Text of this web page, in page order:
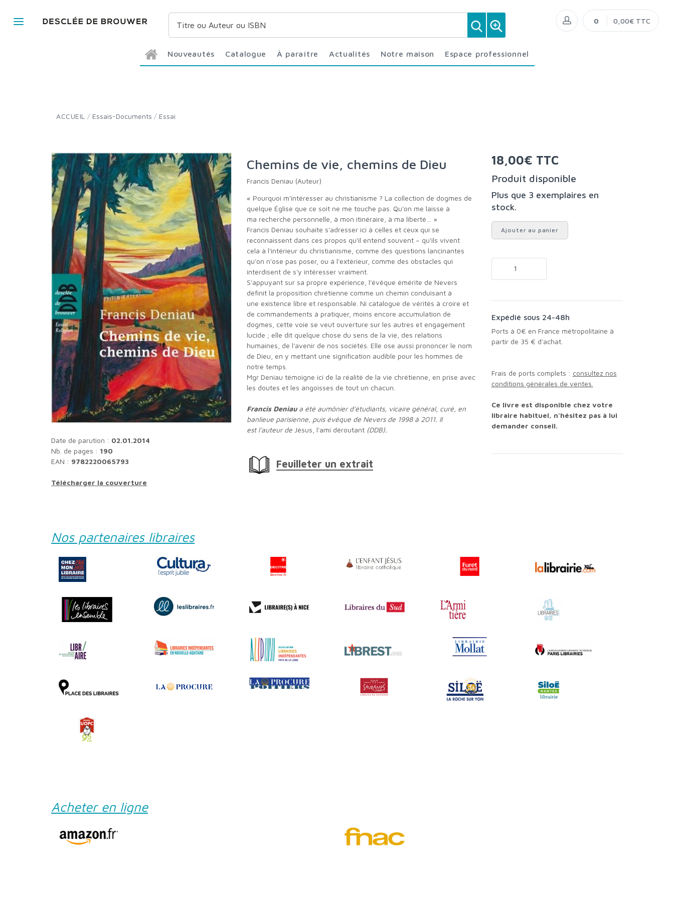
Nouveautés Catalogue À paraître Actualités Notre maison Espace professionnel
0 0,00€ TTC
ACCUEIL / Essais-Documents / Essai
Date de parution : 02.01.2014
Nb. de pages : 190
EAN : 9782220065793
Télécharger la couverture
Chemins de vie, chemins de Dieu
Francis Deniau (Auteur)
« Pourquoi m'intéresser au christianisme ? La collection de dogmes de
quelque Église que ce soit ne me touche pas. Qu'on me laisse à
ma recherche personnelle, à mon itinéraire, à ma liberté… »
Francis Deniau souhaite s'adresser ici à celles et ceux qui se
reconnaissent dans ces propos qu'il entend souvent – qu'ils vivent
cela à l'intérieur du christianisme, comme des questions lancinantes
qu'on n'ose pas poser, ou à l'extérieur, comme des obstacles qui
interdisent de s'y intéresser vraiment.
S'appuyant sur sa propre expérience, l'évêque émérite de Nevers
définit la proposition chrétienne comme un chemin conduisant à
une existence libre et responsable. Ni catalogue de vérités à croire et
de commandements à pratiquer, moins encore accumulation de
dogmes, cette voie se veut ouverture sur les autres et engagement
lucide ; elle dit quelque chose du sens de la vie, des relations
humaines, de l'avenir de nos sociétés. Elle ose aussi prononcer le nom
de Dieu, en y mettant une signification audible pour les hommes de
notre temps.
Mgr Deniau témoigne ici de la réalité de la vie chrétienne, en prise avec
les doutes et les angoisses de tout un chacun.
Francis Deniaua été aumônier d'étudiants, vicaire général, curé, en
banlieue parisienne, puis évêque de Nevers de 1998 à 2011. Il
est l'auteur de Jésus, l'ami déroutant (DDB).
Feuilleter un extrait
18,00€ TTC
Produit disponible
Plus que 3 exemplaires en
stock.
Ajouter au panier
Expédié sous 24-48h
Ports à 0€ en France métropolitaine à
partir de 35 € d'achat.
Frais de ports complets : consultez nos
conditions générales de ventes.
Ce livre est disponible chez votre
libraire habituel, n'hésitez pas à lui
demander conseil.
Nos partenaires libraires
Acheter en ligne